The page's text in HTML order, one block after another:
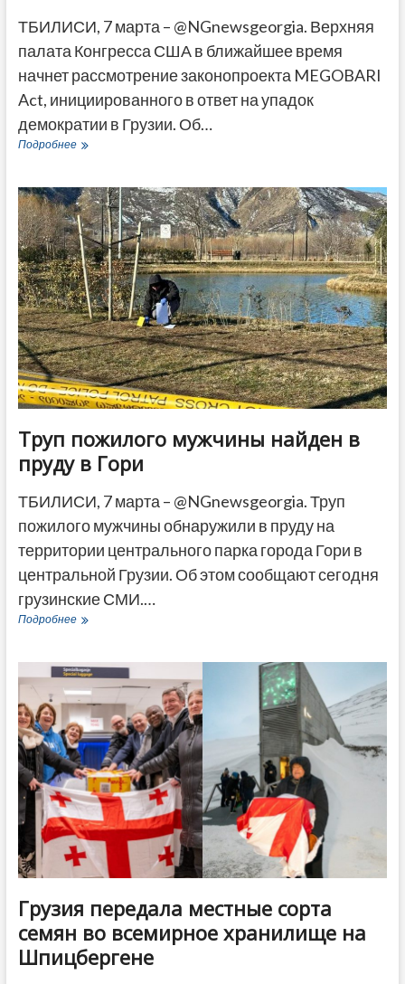
ТБИЛИСИ, 7 марта – @NGnewsgeorgia. Верхняя
палата Конгресса США в ближайшее время
начнет рассмотрение законопроекта MEGOBARI
Act, инициированного в ответ на упадок
демократии в Грузии. Об…
ПодробнееСенат
ближайшее
время
начнет
рассмотрение
MEGOBARI
Act
–
СМИ
Труп пожилого мужчины найден в
пруду в Гори
ТБИЛИСИ, 7 марта – @NGnewsgeorgia. Труп
пожилого мужчины обнаружили в пруду на
территории центрального парка города Гори в
центральной Грузии. Об этом сообщают сегодня
грузинские СМИ.…
ПодробнееТруп
найден
пруду
в
Гори
Грузия передала местные сорта
семян во всемирное хранилище на
Шпицбергене